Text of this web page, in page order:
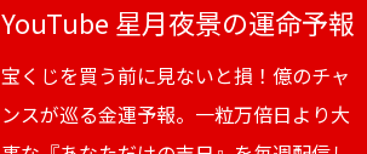
YouTube 星月夜景の運命予報
宝くじを買う前に見ないと損！億のチャ
ンスが巡る金運予報。一粒万倍日より大